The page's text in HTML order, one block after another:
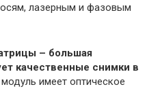
лазерным и фазовым
– большая
качественные снимки в
имеет оптическое